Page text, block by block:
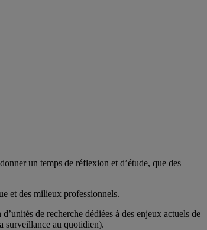
un temps de réflexion et d’étude, que des
et des milieux professionnels.
de recherche dédiées à des enjeux actuels de
surveillance au quotidien).